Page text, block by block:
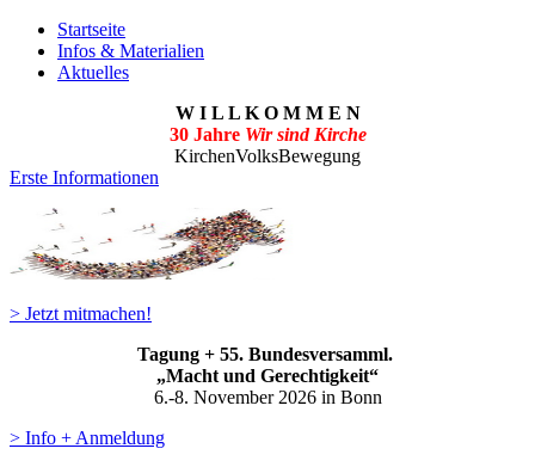
Startseite
Infos & Materialien
Aktuelles
W I L L K O M M E N
30 Jahre Wir sind Kirche
KirchenVolksBewegung
Erste Informationen
> Jetzt mitmachen!
Tagung + 55. Bundesversamml.
„Macht und Gerechtigkeit“
6.-8. November 2026 in Bonn
> Info + Anmeldung